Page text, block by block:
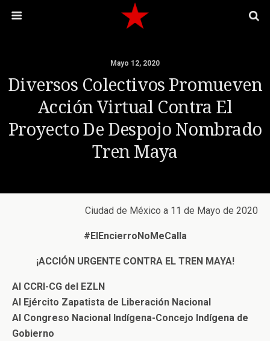
Mayo 12, 2020
Diversos Colectivos Promueven
Acción Virtual Contra El
Proyecto De Despojo Nombrado
Tren Maya
Ciudad de México a 11 de Mayo de 2020
#ElEncierroNoMeCalla
¡ACCIÓN URGENTE CONTRA EL TREN MAYA!
Al CCRI-CG del EZLN
Al Ejército Zapatista de Liberación Nacional
Al Congreso Nacional Indígena-Concejo Indígena de
Gobierno